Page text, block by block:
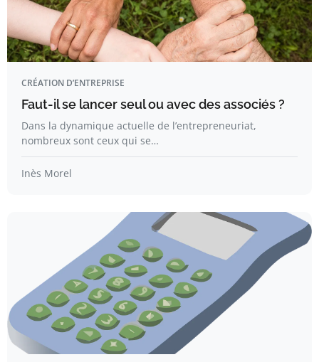
CRÉATION D’ENTREPRISE
Faut-il se lancer seul ou avec des associés ?
Dans la dynamique actuelle de l’entrepreneuriat,
nombreux sont ceux qui se…
Inès Morel